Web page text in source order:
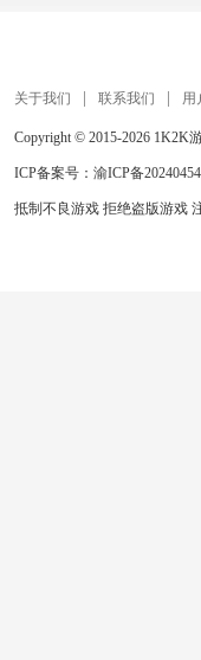
关于我们 联系我们 用
Copyright © 2015-2026 1K2K
ICP备案号： 渝ICP备
抵制不良游戏 拒绝盗版游戏